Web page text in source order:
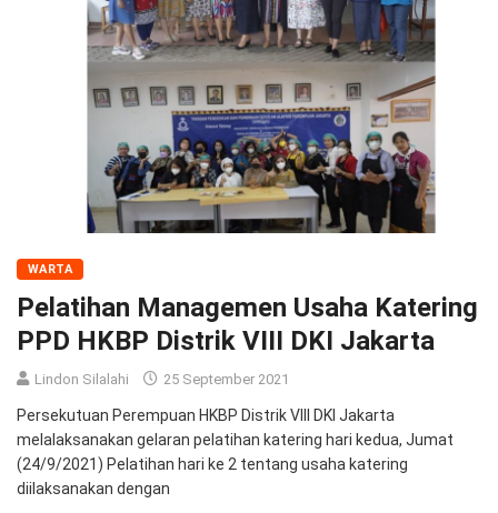
WARTA
Pelatihan Managemen Usaha Katering
PPD HKBP Distrik VIII DKI Jakarta
Lindon Silalahi 25 September 2021
Persekutuan Perempuan HKBP Distrik VIII DKI Jakarta
melalaksanakan gelaran pelatihan katering hari kedua, Jumat
(24/9/2021) Pelatihan hari ke 2 tentang usaha katering
diilaksanakan dengan